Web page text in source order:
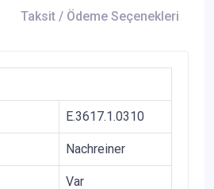
Taksit / Ödeme Seçenekleri
E.3617.1.0310
Nachreiner
Var